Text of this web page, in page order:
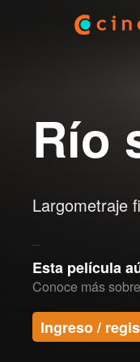
Río
Largometraje
Esta película
Conoce más
Ingreso /